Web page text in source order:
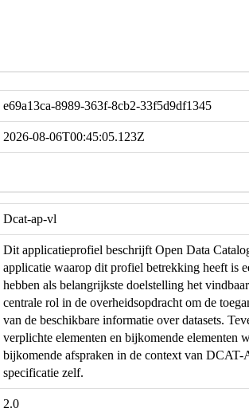
e69a13ca-8989-363f-8cb2-33f5d9df1345
2026-08-06T00:45:05.123Z
Dcat-ap-vl
Dit applicatieprofiel beschrijft Open Data
applicatie waarop dit profiel betrekking heeft is
hebben als belangrijkste doelstelling het
centrale rol in de overheidsopdracht om de
van de beschikbare informatie over datasets.
verplichte elementen en bijkomende elementen
bijkomende afspraken in de context van
specificatie zelf.
2.0